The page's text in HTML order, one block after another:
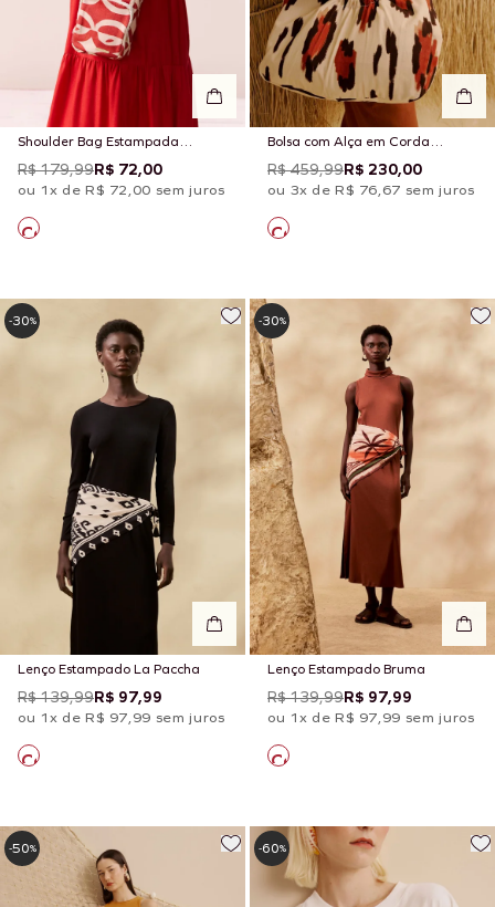
Shoulder Bag Estampada
Kakawa
R$ 179,99R$ 72,00
ou 1x de R$ 72,00 sem juros
Bolsa com Alça em Corda
Estampada Chimu Off
R$ 459,99R$ 230,00
ou 3x de R$ 76,67 sem juros
Lenço Estampado La Paccha
R$ 139,99R$ 97,99
ou 1x de R$ 97,99 sem juros
-30%
Lenço Estampado Bruma
R$ 139,99R$ 97,99
ou 1x de R$ 97,99 sem juros
-30%
-50% -60%